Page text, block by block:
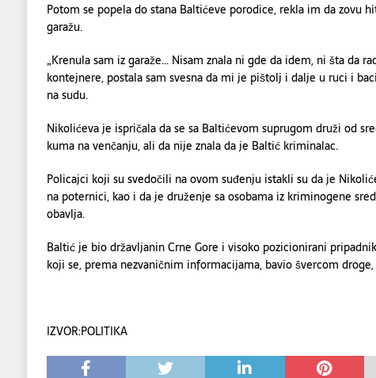
Potom se popela do stana Baltićeve porodice, rekla im da zovu
garažu.
„Krenula sam iz garaže… Nisam znala ni gde da idem, ni šta da
kontejnere, postala sam svesna da mi je pištolj i dalje u ruci i
na sudu.
Nikolićeva je ispričala da se sa Baltićevom suprugom druži od
kuma na venčanju, ali da nije znala da je Baltić kriminalac.
Policajci koji su svedočili na ovom suđenju istakli su da je
na poternici, kao i da je druženje sa osobama iz kriminogene
obavlja.
Baltić je bio državljanin Crne Gore i visoko pozicionirani
koji se, prema nezvaničnim informacijama, bavio švercom
IZVOR:POLITIKA